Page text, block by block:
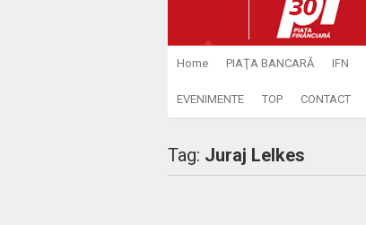
Home PIAŢA BANCARĂ IFN
EVENIMENTE TOP CONTACT
Tag: Juraj Lelkes